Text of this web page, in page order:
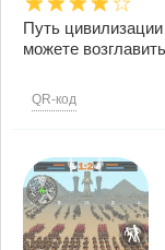
Путь цивилизации
можете
QR-код